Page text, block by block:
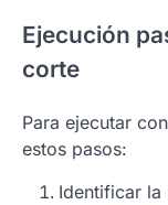
Ejecución
corte
Para ejecutar
estos pasos:
Identificar la